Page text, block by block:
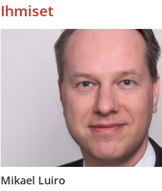
Ihmiset
Mikael Luiro